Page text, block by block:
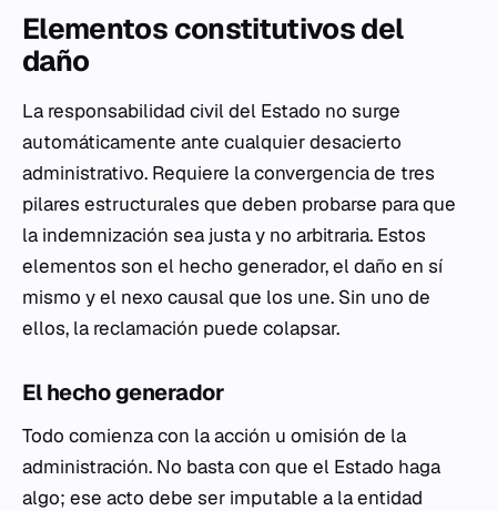
Elementos constitutivos del
daño
La responsabilidad civil del Estado no surge
automáticamente ante cualquier desacierto
administrativo. Requiere la convergencia de tres
pilares estructurales que deben probarse para que
la indemnización sea justa y no arbitraria. Estos
elementos son el hecho generador, el daño en sí
mismo y el nexo causal que los une. Sin uno de
ellos, la reclamación puede colapsar.
El hecho generador
Todo comienza con la acción u omisión de la
administración. No basta con que el Estado haga
algo; ese acto debe ser imputable a la entidad